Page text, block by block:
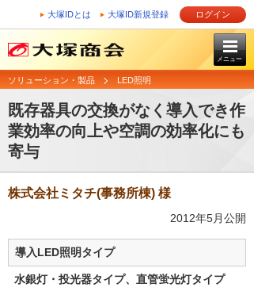
大塚IDとは 大塚ID新規登録 ログイン
メニュー
ソリューション・製品 LED照明
既存器具の交換がなく導入でき作
業効率の向上や空調の効率化にも
寄与
株式会社ミタチ(事務所棟) 様
2012年5月公開
導入LED照明タイプ
水銀灯・投光器タイプ、直管蛍光灯タイプ